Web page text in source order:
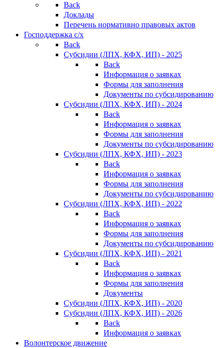
Back
Доклады
Перечень нормативно правовых актов
Господдержка с/х
Back
Субсидии (ЛПХ, КФХ, ИП) - 2025
Back
Информация о заявках
Формы для заполнения
Документы по субсидированию
Субсидии (ЛПХ, КФХ, ИП) - 2024
Back
Информация о заявках
Формы для заполнения
Документы по субсидированию
Субсидии (ЛПХ, КФХ, ИП) - 2023
Back
Информация о заявках
Формы для заполнения
Документы по субсидированию
Субсидии (ЛПХ, КФХ, ИП) - 2022
Back
Информация о заявках
Формы для заполнения
Документы по субсидированию
Субсидии (ЛПХ, КФХ, ИП) - 2021
Back
Информация о заявках
Формы для заполнения
Документы
Субсидии (ЛПХ, КФХ, ИП) - 2020
Субсидии (ЛПХ, КФХ, ИП) - 2026
Back
Информация о заявках
Волонтерское движение